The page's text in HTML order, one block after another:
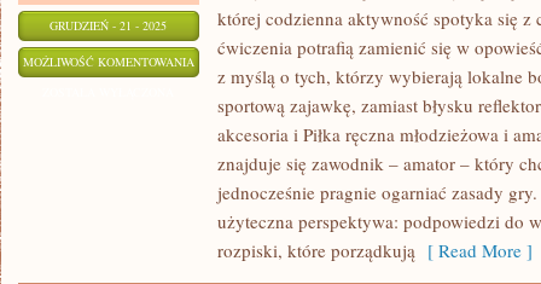
GRUDZIEŃ - 21 - 2025
MOŻLIWOŚĆ KOMENTOWANIA
WALKING
której codzienna aktywność spotyka się z
ćwiczenia potrafią zamienić się w
z myślą o tych, którzy wybierają lokalne
sportową zajawkę, zamiast błysku
akcesoria i Piłka ręczna młodzieżowa i
znajduje się zawodnik – amator – który
jednocześnie pragnie ogarniać zasady
użyteczna perspektywa: podpowiedzi do
rozpiski, które porządkują [ Read More ]